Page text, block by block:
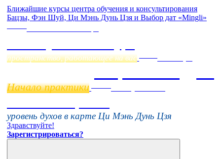
Ближайшие курсы центра обучения и консультирования
Бацзы, Фэн Шуй, Ци Мэнь Дунь Цзя и Выбор дат «Mingli»
пространство, работающее на вас
Начало практики
уровень духов в карте Ци Мэнь Дунь Цзя
Здравствуйте!
Зарегистрироваться?